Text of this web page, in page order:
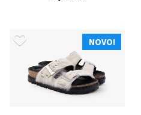
NOVO!